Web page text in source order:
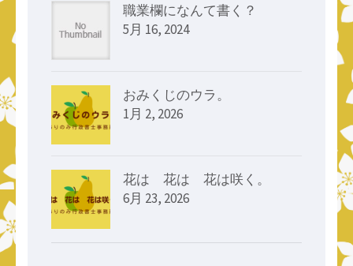
職業欄になんて書く？
5月 16, 2024
おみくじのウラ。
1月 2, 2026
花は 花は 花は咲く。
6月 23, 2026